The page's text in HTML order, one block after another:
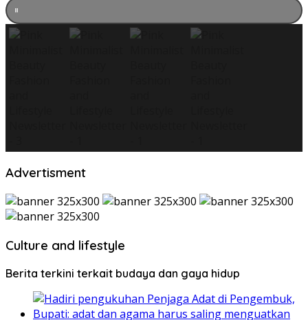
Advertisment
Culture and lifestyle
Berita terkini terkait budaya dan gaya hidup